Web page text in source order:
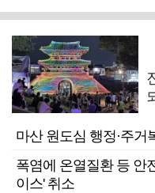
마산 원도심 행정·주거
폭염에 온열질환 등 안
이스' 취소